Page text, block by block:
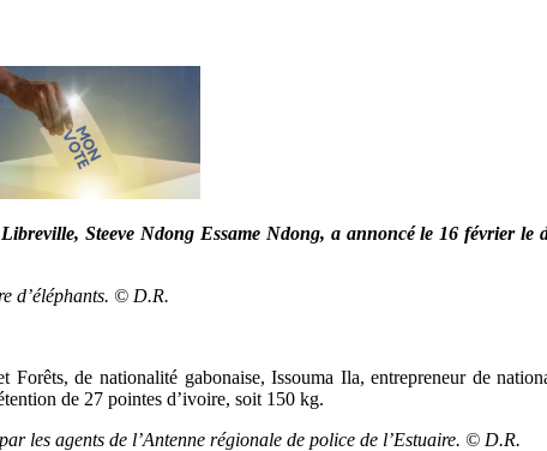
Steeve Ndong Essame Ndong, a annoncé le 16 février le
d’éléphants. © D.R.
de nationalité gabonaise, Issouma Ila, entrepreneur de
de 27 pointes d’ivoire, soit 150 kg.
les agents de l’Antenne régionale de police de l’Estuaire. © D.R.